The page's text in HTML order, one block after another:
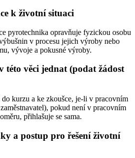
k životní situaci
pyrotechnika opravňuje fyzickou osobu
v procesu jejich výroby nebo
vývoje a pokusné výroby.
této věci jednat (podat žádost
kurzu a ke zkoušce, je-li v pracovním
pokud není v pracovním
přihlašuje se sama.
a postup pro řešení životní